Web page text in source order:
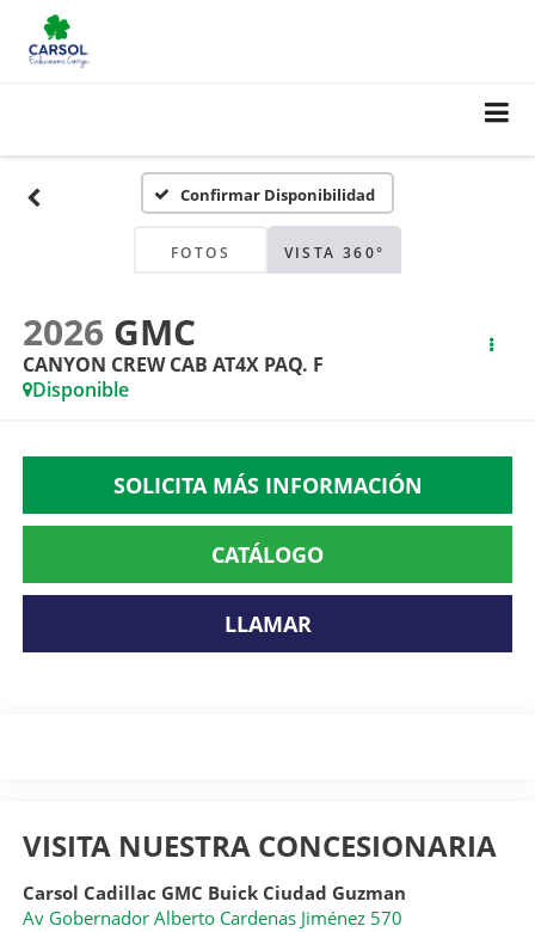
Confirmar Disponibilidad
FOTOS VISTA 360°
2026 GMC
CANYON CREW CAB AT4X PAQ. F
Disponible
SOLICITA MÁS INFORMACIÓN
CATÁLOGO
LLAMAR
VISITA NUESTRA CONCESIONARIA
Carsol Cadillac GMC Buick Ciudad Guzman
Av Gobernador Alberto Cardenas Jiménez 570